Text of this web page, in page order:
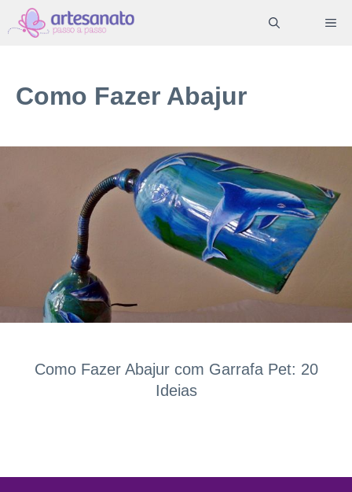
Pular
para
conteúdo
Como Fazer Abajur
Como Fazer Abajur com Garrafa Pet: 20
Ideias